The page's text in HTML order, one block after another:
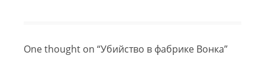
One thought on “Убийство в фабрике Вонка”